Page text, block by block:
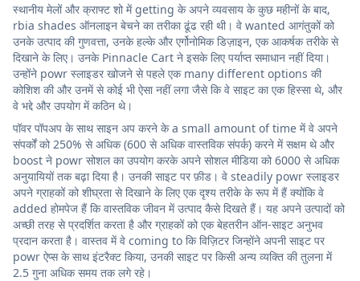
स्थानीय मेलों और क्राफ्ट शो में getting के अपने व्यवसाय के कुछ महीनों के बाद,
rbia shades ऑनलाइन बेचने का तरीका ढूंढ रही थी। वे wanted आगंतुकों को
उनके उत्पाद की गुणवत्ता, उनके हल्के और एर्गोनोमिक डिज़ाइन, एक आकर्षक तरीके से
दिखाने के लिए। उनके Pinnacle Cart ने इसके लिए पर्याप्त समाधान नहीं दिया।
उन्होंने powr स्लाइडर खोजने से पहले एक many different options की
कोशिश की और उनमें से कोई भी ऐसा नहीं लगा जैसे कि वे साइट का एक हिस्सा थे, और
वे भद्दे और उपयोग में कठिन थे।
पॉवर पॉपअप के साथ साइन अप करने के a small amount of time में वे अपने
संपर्कों को 250% से अधिक (600 से अधिक वास्तविक संपर्क) करने में सक्षम थे और
boost ने powr सोशल का उपयोग करके अपने सोशल मीडिया को 6000 से अधिक
अनुयायियों तक बढ़ा दिया है। उनकी साइट पर फ़ीड। वे steadily powr स्लाइडर
अपने ग्राहकों को शीघ्रता से दिखाने के लिए एक दृश्य तरीके के रूप में हैं क्योंकि वे
added होमपेज हैं कि वास्तविक जीवन में उत्पाद कैसे दिखते हैं। यह अपने उत्पादों को
अच्छी तरह से प्रदर्शित करता है और ग्राहकों को एक बेहतरीन ऑन-साइट अनुभव
प्रदान करता है। वास्तव में वे coming to कि विज़िटर जिन्होंने अपनी साइट पर
powr ऐप्स के साथ इंटरैक्ट किया, उनकी साइट पर किसी अन्य व्यक्ति की तुलना में
2.5 गुना अधिक समय तक लगे रहे।